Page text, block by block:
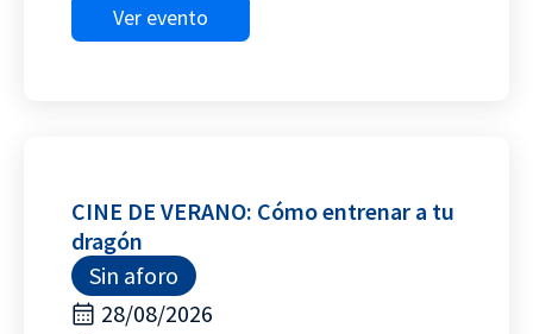
Ver evento
CINE DE VERANO: Cómo entrenar a tu
dragón
Sin aforo
28/08/2026